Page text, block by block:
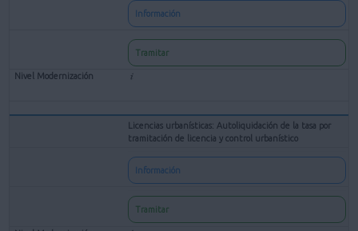
Información
Tramitar
Licencias urbanísticas: Autoliquidación de la tasa por
tramitación de licencia y control urbanístico
Información
Tramitar